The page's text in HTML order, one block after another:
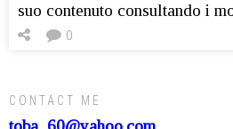
suo contenuto consultando i
0
CONTACT ME